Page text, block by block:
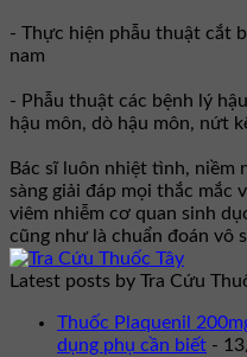
- Thực hiện phẫu thuật cắt
nam
- Phẫu thuật các bệnh lý
hậu môn, dò hậu môn, nứt
Bác sĩ luôn nhiệt tình, niềm
sàng giải đáp mọi thắc mắc
viêm nhiễm cơ quan sinh
cũng như là chuẩn đoán vô
Latest posts by Tra Cứu
Thuốc Plaquenil
dụng phụ cần biết -